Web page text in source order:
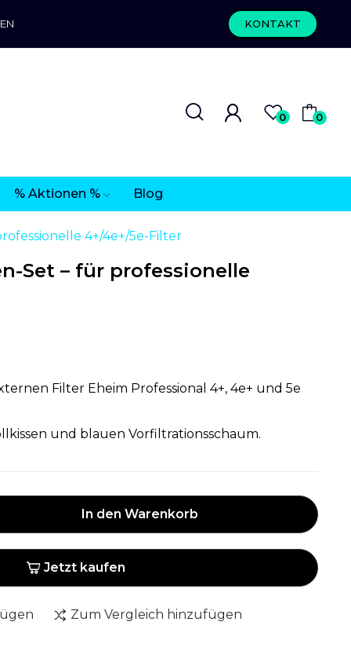
KONTAKT
0 0
% Aktionen % Blog
4+/4e+/5e-Filter
Set – für professionelle
Filter Eheim Professional 4+, 4e+ und 5e
und blauen Vorfiltrationsschaum.
In den Warenkorb
Jetzt kaufen
Zum Vergleich hinzufügen